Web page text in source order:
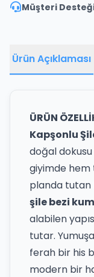
Müşteri
Ürün Açıklaması
ÜRÜN
Kapşonlu
doğal
giyimde
planda tutan
şile bezi
alabilen
tutar.
ferah bir his
modern bir